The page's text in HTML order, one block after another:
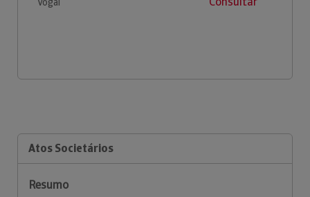
Atos Societários
Resumo